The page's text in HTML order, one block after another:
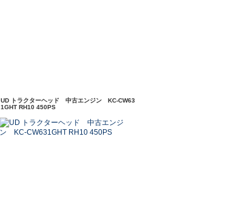
UD トラクターヘッド 中古エンジン KC-CW63
1GHT RH10 450PS